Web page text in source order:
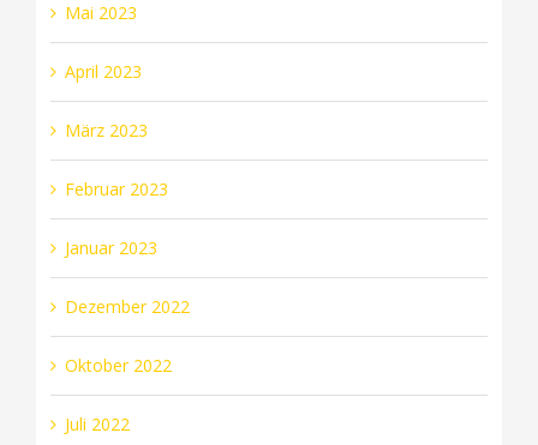
Mai 2023
April 2023
März 2023
Februar 2023
Januar 2023
Dezember 2022
Oktober 2022
Juli 2022